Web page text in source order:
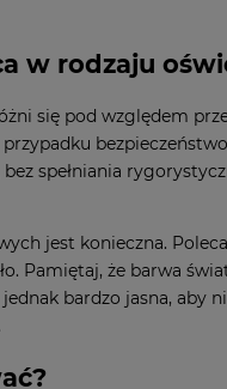
w rodzaju
się pod względem
spełniania
jest konieczna.
Pamiętaj, że barwa
bardzo jasna, aby